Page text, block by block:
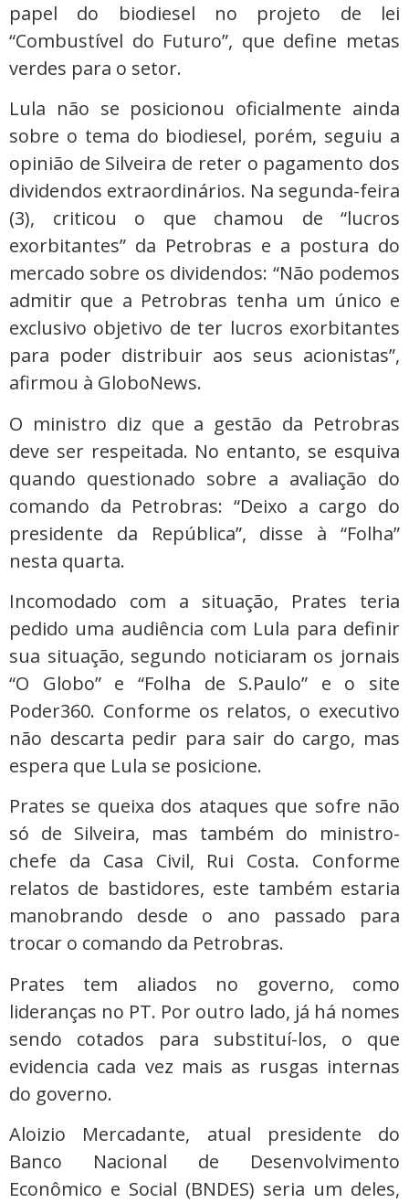
papel do biodiesel no projeto de lei
“Combustível do Futuro”, que define metas
verdes para o setor.
Lula não se posicionou oficialmente ainda
sobre o tema do biodiesel, porém, seguiu a
opinião de Silveira de reter o pagamento dos
dividendos extraordinários. Na segunda-feira
(3), criticou o que chamou de “lucros
exorbitantes” da Petrobras e a postura do
mercado sobre os dividendos: “Não podemos
admitir que a Petrobras tenha um único e
exclusivo objetivo de ter lucros exorbitantes
para poder distribuir aos seus acionistas”,
afirmou à GloboNews.
O ministro diz que a gestão da Petrobras
deve ser respeitada. No entanto, se esquiva
quando questionado sobre a avaliação do
comando da Petrobras: “Deixo a cargo do
presidente da República”, disse à “Folha”
nesta quarta.
Incomodado com a situação, Prates teria
pedido uma audiência com Lula para definir
sua situação, segundo noticiaram os jornais
“O Globo” e “Folha de S.Paulo” e o site
Poder360. Conforme os relatos, o executivo
não descarta pedir para sair do cargo, mas
espera que Lula se posicione.
Prates se queixa dos ataques que sofre não
só de Silveira, mas também do ministro-
chefe da Casa Civil, Rui Costa. Conforme
relatos de bastidores, este também estaria
manobrando desde o ano passado para
trocar o comando da Petrobras.
Prates tem aliados no governo, como
lideranças no PT. Por outro lado, já há nomes
sendo cotados para substituí-los, o que
evidencia cada vez mais as rusgas internas
do governo.
Aloizio Mercadante, atual presidente do
Banco Nacional de Desenvolvimento
Econômico e Social (BNDES) seria um deles,